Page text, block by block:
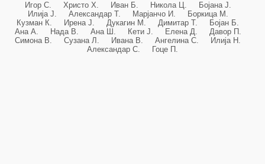
Игор С. Христо Х. Иван Б. Никола Ц. Бојана Ј.
Илија Ј. Александар Т. Марјанчо И. Боркица М.
Кузман К. Ирена Ј. Дукагин М. Димитар Т. Бојан Б.
Ана А. Нада В. Ана Ш. Кети Ј. Елена Д. Давор П.
Симона В. Сузана Л. Ивана В. Ангелина С. Илија Н.
Александар С. Гоце П.